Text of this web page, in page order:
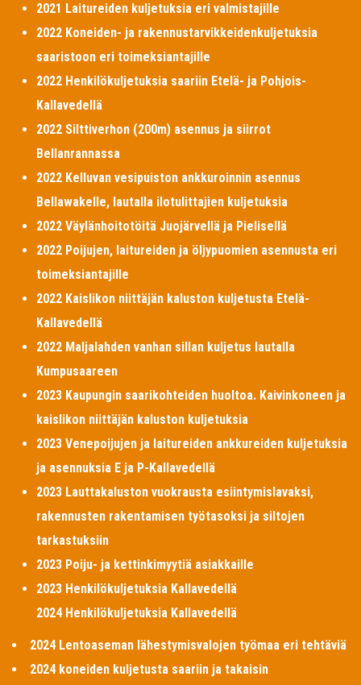
2021 Laitureiden kuljetuksia eri valmistajille
2022 Koneiden- ja rakennustarvikkeidenkuljetuksia
saaristoon eri toimeksiantajille
2022 Henkilökuljetuksia saariin Etelä- ja Pohjois-
Kallavedellä
2022 Silttiverhon (200m) asennus ja siirrot
Bellanrannassa
2022 Kelluvan vesipuiston ankkuroinnin asennus
Bellawakelle, lautalla ilotulittajien kuljetuksia
2022 Väylänhoitotöitä Juojärvellä ja Pielisellä
2022 Poijujen, laitureiden ja öljypuomien asennusta eri
toimeksiantajille
2022 Kaislikon niittäjän kaluston kuljetusta Etelä-
Kallavedellä
2022 Maljalahden vanhan sillan kuljetus lautalla
Kumpusaareen
2023 Kaupungin saarikohteiden huoltoa. Kaivinkoneen ja
kaislikon niittäjän kaluston kuljetuksia
2023 Venepoijujen ja laitureiden ankkureiden kuljetuksia
ja asennuksia E ja P-Kallavedellä
2023 Lauttakaluston vuokrausta esiintymislavaksi,
rakennusten rakentamisen työtasoksi ja siltojen
tarkastuksiin
2023 Poiju- ja kettinkimyytiä asiakkaille
2023 Henkilökuljetuksia Kallavedellä
2024 Henkilökuljetuksia Kallavedellä
2024 Lentoaseman lähestymisvalojen työmaa eri tehtäviä
2024 koneiden kuljetusta saariin ja takaisin